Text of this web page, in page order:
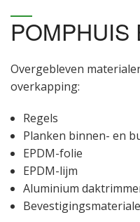
POMPHUIS
Overgebleven
overkapping:
Regels
Planken binnen- en
EPDM-folie
EPDM-lijm
Aluminium